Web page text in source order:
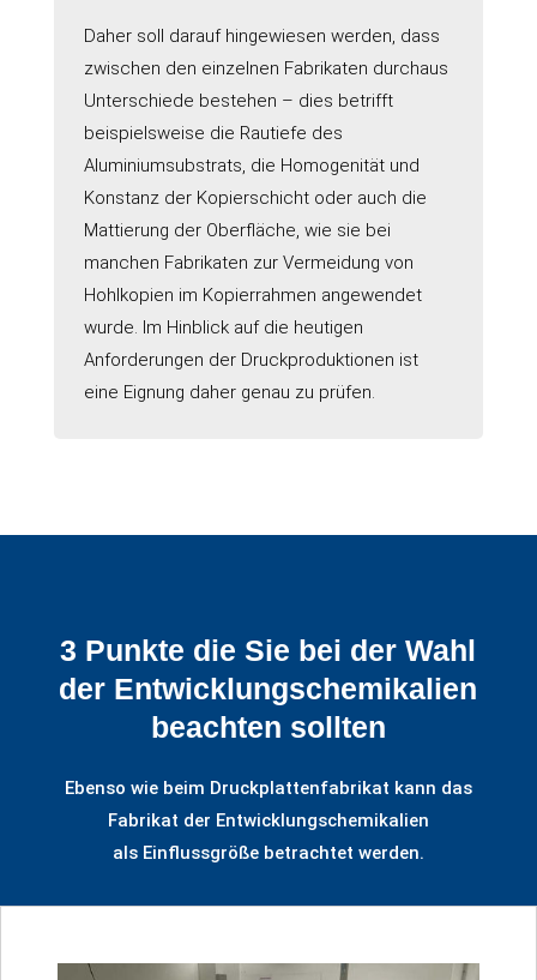
Daher soll darauf hingewiesen werden, dass
zwischen den einzelnen Fabrikaten durchaus
Unterschiede bestehen – dies betrifft
beispielsweise die Rautiefe des
Aluminiumsubstrats, die Homogenität und
Konstanz der Kopierschicht oder auch die
Mattierung der Oberfläche, wie sie bei
manchen Fabrikaten zur Vermeidung von
Hohlkopien im Kopierrahmen angewendet
wurde. Im Hinblick auf die heutigen
Anforderungen der Druckproduktionen ist
eine Eignung daher genau zu prüfen.
3 Punkte die Sie bei der Wahl
der Entwicklungschemikalien
beachten sollten
Ebenso wie beim Druckplattenfabrikat kann das
Fabrikat der Entwicklungschemikalien
als Einflussgröße betrachtet werden.